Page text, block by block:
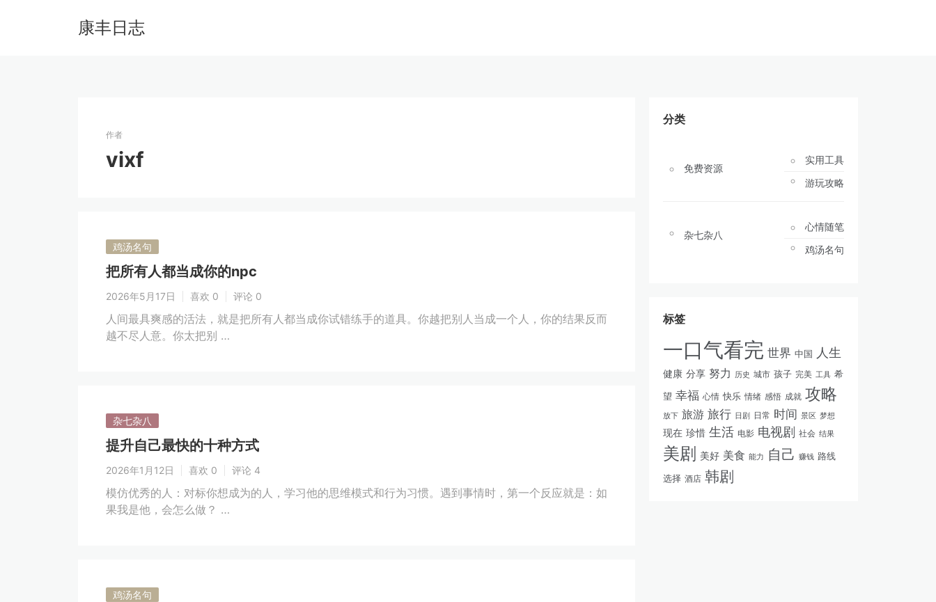
康丰日志
作者
vixf
鸡汤名句
把所有人都当成你的npc
2026年5月17日 喜欢 0 评论 0
人间最具爽感的活法，就是把所有人都当成你试错练手的道具。你越把别人当成一个人，你的结果反而
越不尽人意。你太把别 …
杂七杂八
提升自己最快的十种方式
2026年1月12日 喜欢 0 评论 4
模仿优秀的人：对标你想成为的人，学习他的思维模式和行为习惯。遇到事情时，第一个反应就是：如
果我是他，会怎么做？ …
鸡汤名句
分类
免费资源
实用工具
游玩攻略
杂七杂八
心情随笔
鸡汤名句
标签
一口气看完 世界 中国 人生
健康 分享 努力 历史 城市 孩子 完美 工具 希
望 幸福 心情 快乐 情绪 感悟 成就 攻略
放下 旅游 旅行 日剧 日常 时间 景区 梦想
现在 珍惜 生活 电影 电视剧 社会 结果
美剧 美好 美食 能力 自己 赚钱 路线
选择 酒店 韩剧